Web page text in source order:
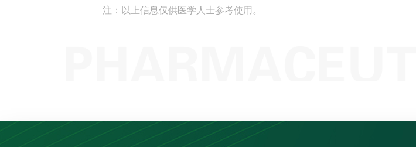
注：以上信息仅供医学人士参考使用。